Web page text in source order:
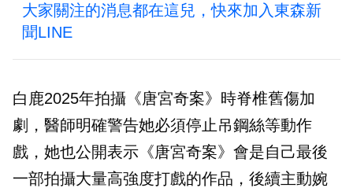
大家關注的消息都在這兒，快來加入東森新
聞LINE
白鹿2025年拍攝《唐宮奇案》時脊椎舊傷加
劇，醫師明確警告她必須停止吊鋼絲等動作
戲，她也公開表示《唐宮奇案》會是自己最後
一部拍攝大量高強度打戲的作品，後續主動婉